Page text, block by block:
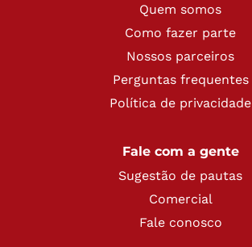
Quem somos
Como fazer parte
Nossos parceiros
Perguntas frequentes
Política de privacidade
Fale com a gente
Sugestão de pautas
Comercial
Fale conosco